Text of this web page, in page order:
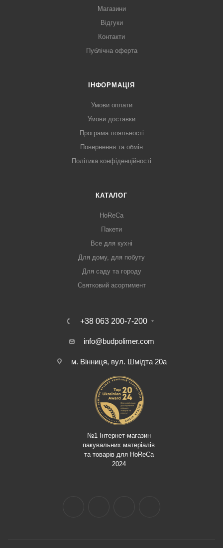
Магазини
Відгуки
Контакти
Публічна оферта
ІНФОРМАЦІЯ
Умови оплати
Умови доставки
Програма лояльності
Повернення та обмін
Політика конфіденційності
КАТАЛОГ
HoReCa
Пакети
Все для кухні
Для дому, для побуту
Для саду та городу
Святковий асортимент
+38 063 200-7-200
info@budpolimer.com
м. Вінниця, вул. Шмідта 20а
№1 Інтернет-магазин
пакувальних матеріалів
та товарів для HoReCa
2024